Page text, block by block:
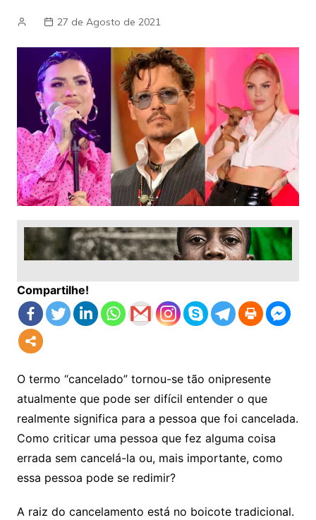
27 de Agosto de 2021
Compartilhe!
O termo “cancelado” tornou-se tão onipresente
atualmente que pode ser difícil entender o que
realmente significa para a pessoa que foi cancelada.
Como criticar uma pessoa que fez alguma coisa
errada sem cancelá-la ou, mais importante, como
essa pessoa pode se redimir?
A raiz do cancelamento está no boicote tradicional.